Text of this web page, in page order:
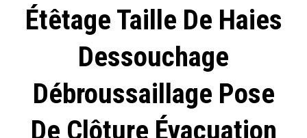
Étêtage Taille De Haies
Dessouchage
Débroussaillage Pose
De Clôture Évacuation